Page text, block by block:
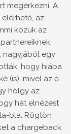
megérkezni. A
az
közük az
nagyjából egy
hogy hiába
(is), mivel az ő
hölgy az
hát elnézést
bla. Rögtön
a chargeback